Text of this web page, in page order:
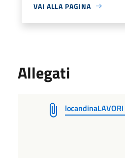
VAI ALLA PAGINA
Allegati